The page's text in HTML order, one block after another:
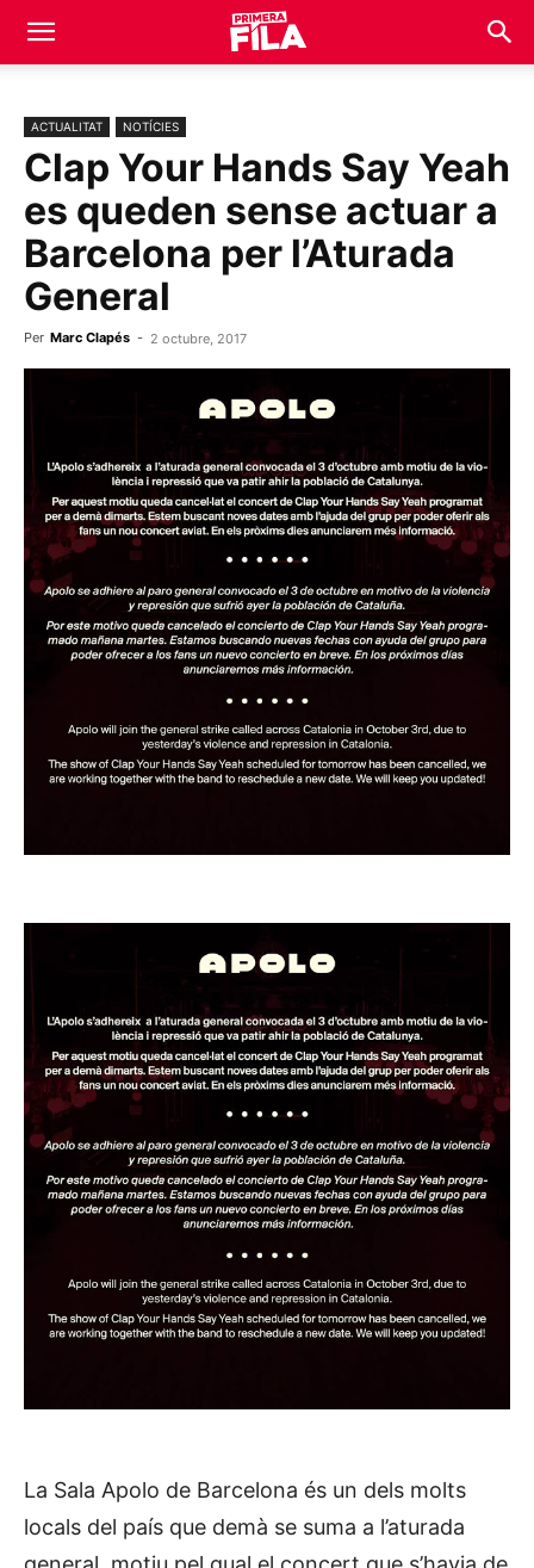
ACTUALITAT NOTÍCIES
Clap Your Hands Say Yeah
es queden sense actuar a
Barcelona per l’Aturada
General
Per Marc Clapés - 2 octubre, 2017
La Sala Apolo de Barcelona és un dels molts
locals del país que demà se suma a l’aturada